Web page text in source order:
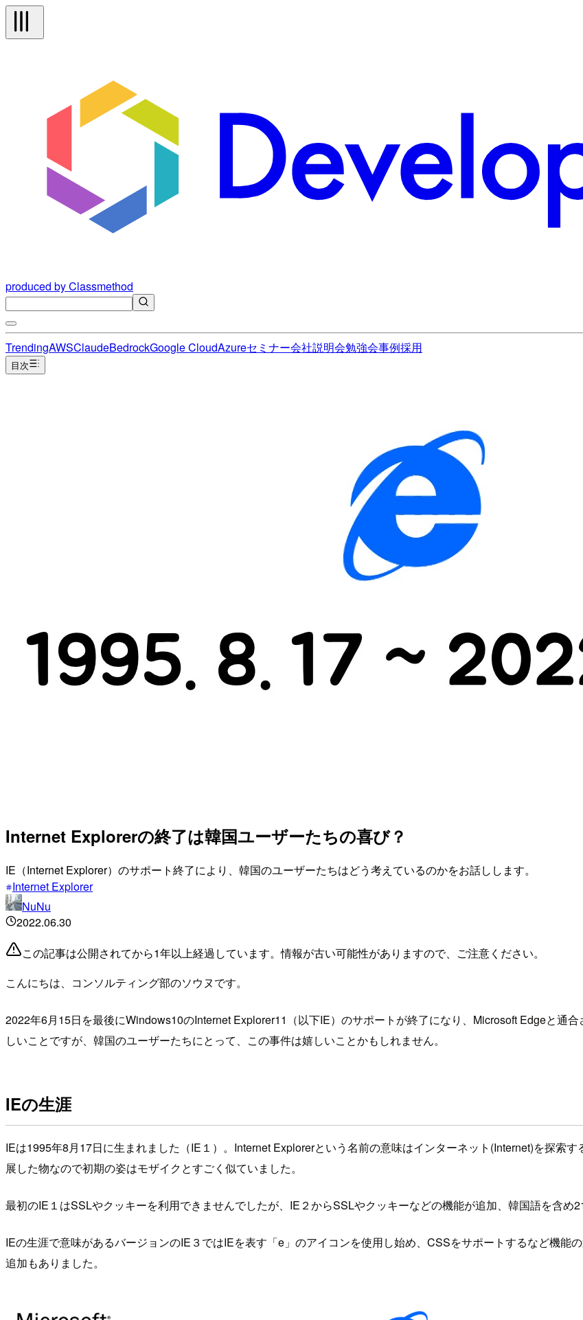
produced by Classmethod
TrendingAWSClaudeBedrockGoogle CloudAzureセミナー会社説明会勉強会事例採用
目次
Internet Explorerの終了は韓国ユーザーたちの喜び？
IE（Internet Explorer）のサポート終了により、韓国のユーザーたちはどう考えているのかをお話しします。
Internet Explorer
NuNu
2022.06.30
この記事は公開されてから1年以上経過しています。情報が古い可能性がありますので、ご注意ください。
こんにちは、コンソルティング部のソウヌです。
2022年6月15日を最後にWindows10のInternet Explorer11（以下IE）のサポートが終了になり、Microsoft Edgeと通
しいことですが、韓国のユーザーたちにとって、この事件は嬉しいことかもしれません。
IEの生涯
IEは1995年8月17日に生まれました（IE１）。Internet Explorerという名前の意味はインターネット(Internet)を探索
展した物なので初期の姿はモザイクとすごく似ていました。
最初のIE１はSSLやクッキーを利用できませんでしたが、IE２からSSLやクッキーなどの機能が追加、韓国語を含め
IEの生涯で意味があるバージョンのIE３ではIEを表す「e」のアイコンを使用し始め、CSSをサポートするなど機能
追加もありました。